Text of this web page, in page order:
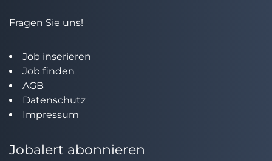
Fragen Sie uns!
Job inserieren
Job finden
AGB
Datenschutz
Impressum
Jobalert abonnieren